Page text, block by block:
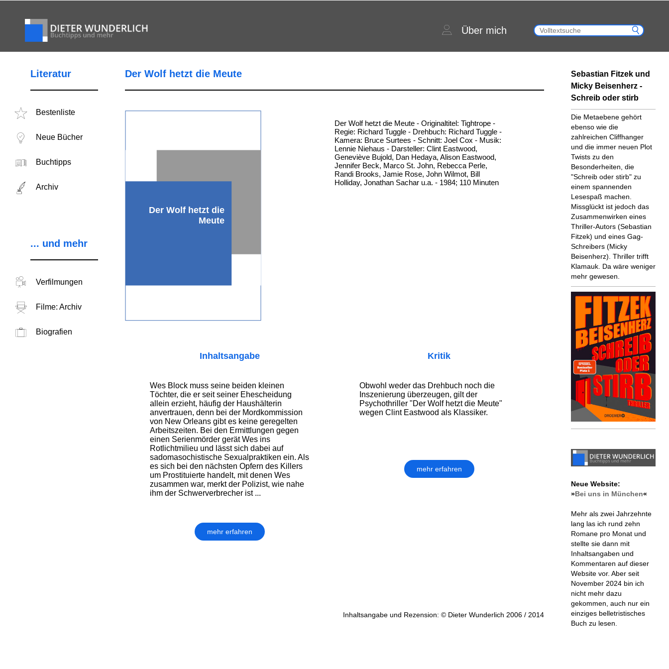
Über mich
Literatur
Bestenliste
Neue Bücher
Buchtipps
Archiv
... und mehr
Verfilmungen
Filme: Archiv
Biografien
Der Wolf hetzt die Meute
Der Wolf hetzt die
Meute
Der Wolf hetzt die Meute - Originaltitel: Tightrope -
Regie: Richard Tuggle - Drehbuch: Richard Tuggle -
Kamera: Bruce Surtees - Schnitt: Joel Cox - Musik:
Lennie Niehaus - Darsteller: Clint Eastwood,
Geneviève Bujold, Dan Hedaya, Alison Eastwood,
Jennifer Beck, Marco St. John, Rebecca Perle,
Randi Brooks, Jamie Rose, John Wilmot, Bill
Holliday, Jonathan Sachar u.a. - 1984; 110 Minuten
Inhaltsangabe
Wes Block muss seine beiden kleinen
Töchter, die er seit seiner Ehescheidung
allein erzieht, häufig der Haushälterin
anvertrauen, denn bei der Mordkommission
von New Orleans gibt es keine geregelten
Arbeitszeiten. Bei den Ermittlungen gegen
einen Serienmörder gerät Wes ins
Rotlichtmilieu und lässt sich dabei auf
sadomasochistische Sexualpraktiken ein. Als
es sich bei den nächsten Opfern des Killers
um Prostituierte handelt, mit denen Wes
zusammen war, merkt der Polizist, wie nahe
ihm der Schwerverbrecher ist ...
mehr erfahren
Kritik
Obwohl weder das Drehbuch noch die
Inszenierung überzeugen, gilt der
Psychothriller "Der Wolf hetzt die Meute"
wegen Clint Eastwood als Klassiker.
mehr erfahren
Inhaltsangabe und Rezension: © Dieter Wunderlich 2006 / 2014
Sebastian Fitzek und
Micky Beisenherz -
Schreib oder stirb
Die Metaebene gehört
ebenso wie die
zahlreichen Cliffhanger
und die immer neuen Plot
Twists zu den
Besonderheiten, die
"Schreib oder stirb" zu
einem spannenden
Lesespaß machen.
Missglückt ist jedoch das
Zusammenwirken eines
Thriller-Autors (Sebastian
Fitzek) und eines Gag-
Schreibers (Micky
Beisenherz). Thriller trifft
Klamauk. Da wäre weniger
mehr gewesen.
Neue Website:
»Bei uns in München«
Mehr als zwei Jahrzehnte
lang las ich rund zehn
Romane pro Monat und
stellte sie dann mit
Inhaltsangaben und
Kommentaren auf dieser
Website vor. Aber seit
November 2024 bin ich
nicht mehr dazu
gekommen, auch nur ein
einziges belletristisches
Buch zu lesen.